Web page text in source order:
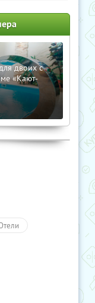
двоих с
«Кают-